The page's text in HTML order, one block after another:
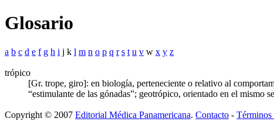
Glosario
a b c d e f g h i j k l m n o p q r s t u v w x y z
trópico
[Gr. trope, giro]: en biología, perteneciente o relativo al
“estimulante de las gónadas”; geotrópico, orientado en el mismo
Copyright © 2007 Editorial Médica Panamericana. Contacto - Términos